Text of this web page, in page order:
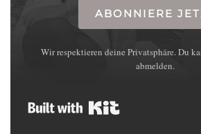
ABONNIERE
Wir respektieren deine Privatsphäre. Du
abmelden.